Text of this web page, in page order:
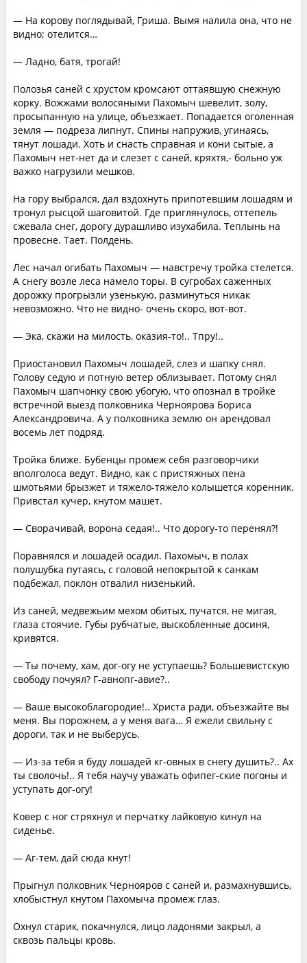
— На корову поглядывай, Гриша. Вымя налила она, что не
видно; отелится…
— Ладно, батя, трогай!
Полозья саней с хрустом кромсают оттаявшую снежную
корку. Вожжами волосяными Пахомыч шевелит, золу,
просыпанную на улице, объезжает. Попадается оголенная
земля — подреза липнут. Спины напружив, угинаясь,
тянут лошади. Хоть и снасть справная и кони сытые, а
Пахомыч нет-нет да и слезет с саней, кряхтя,- больно уж
важко нагрузили мешков.
На гору выбрался, дал вздохнуть припотевшим лошадям и
тронул рысцой шаговитой. Где приглянулось, оттепель
сжевала снег, дорогу дурашливо изухабила. Теплынь на
провесне. Тает. Полдень.
Лес начал огибать Пахомыч — навстречу тройка стелется.
А снегу возле леса намело торы. В сугробах саженных
дорожку прогрызли узенькую, разминуться никак
невозможно. Что не видно- очень скоро, вот-вот.
— Эка, скажи на милость, оказия-то!.. Тпру!..
Приостановил Пахомыч лошадей, слез и шапку снял.
Голову седую и потную ветер облизывает. Потому снял
Пахомыч шапчонку свою убогую, что опознал в тройке
встречной выезд полковника Черноярова Бориса
Александровича. А у полковника землю он арендовал
восемь лет подряд.
Тройка ближе. Бубенцы промеж себя разговорчики
вполголоса ведут. Видно, как с пристяжных пена
шмотьями брызжет и тяжело-тяжело колышется коренник.
Привстал кучер, кнутом машет.
— Сворачивай, ворона седая!.. Что дорогу-то перенял?!
Поравнялся и лошадей осадил. Пахомыч, в полах
полушубка путаясь, с головой непокрытой к санкам
подбежал, поклон отвалил низенький.
Из саней, медвежьим мехом обитых, пучатся, не мигая,
глаза стоячие. Губы рубчатые, выскобленные досиня,
кривятся.
— Ты почему, хам, дог-огу не уступаешь? Большевистскую
свободу почуял? Г-авнопг-авие?..
— Ваше высокоблагородие!.. Христа ради, объезжайте вы
меня. Вы порожнем, а у меня вага… Я ежели свильну с
дороги, так и не выберусь.
— Из-за тебя я буду лошадей кг-овных в снегу душить?.. Ах
ты сволочь!.. Я тебя научу уважать офипег-ские погоны и
уступать дог-oгy!
Ковер с ног стряхнул и перчатку лайковую кинул на
сиденье.
— Аг-тем, дай сюда кнут!
Прыгнул полковник Чернояров с саней и, размахнувшись,
хлобыстнул кнутом Пахомыча промеж глаз.
Охнул старик, покачнулся, лицо ладонями закрыл, а
сквозь пальцы кровь.